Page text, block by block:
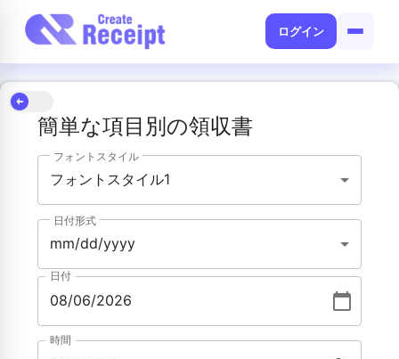
ログイン
簡単な項目別の領収書
フォントスタイル
フォントスタイル1
日付形式
mm/dd/yyyy
日付
時間